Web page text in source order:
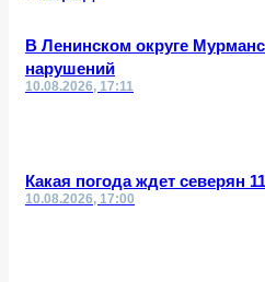
В Ленинском округе
нарушений
10.08.2026, 17:11
Какая погода ждет северян
10.08.2026, 17:00